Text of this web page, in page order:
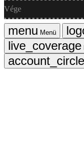
Vége
Menü